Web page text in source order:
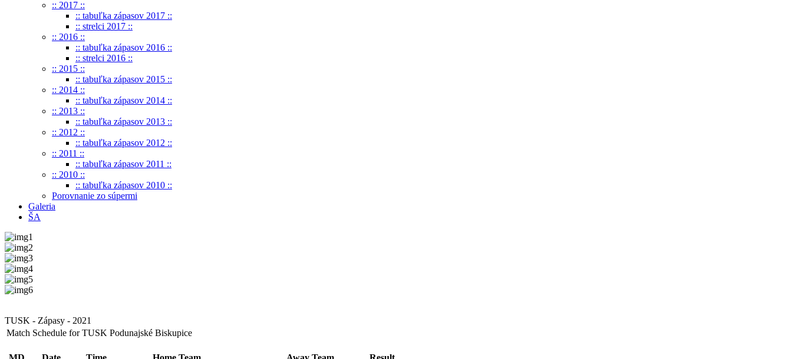
:: 2017 ::
:: tabuľka zápasov 2017 ::
:: strelci 2017 ::
:: 2016 ::
:: tabuľka zápasov 2016 ::
:: strelci 2016 ::
:: 2015 ::
:: tabuľka zápasov 2015 ::
:: 2014 ::
:: tabuľka zápasov 2014 ::
:: 2013 ::
:: tabuľka zápasov 2013 ::
:: 2012 ::
:: tabuľka zápasov 2012 ::
:: 2011 ::
:: tabuľka zápasov 2011 ::
:: 2010 ::
:: tabuľka zápasov 2010 ::
Porovnanie zo súpermi
Galeria
ŠA
TUSK - Zápasy - 2021
Match Schedule for TUSK Podunajské Biskupice